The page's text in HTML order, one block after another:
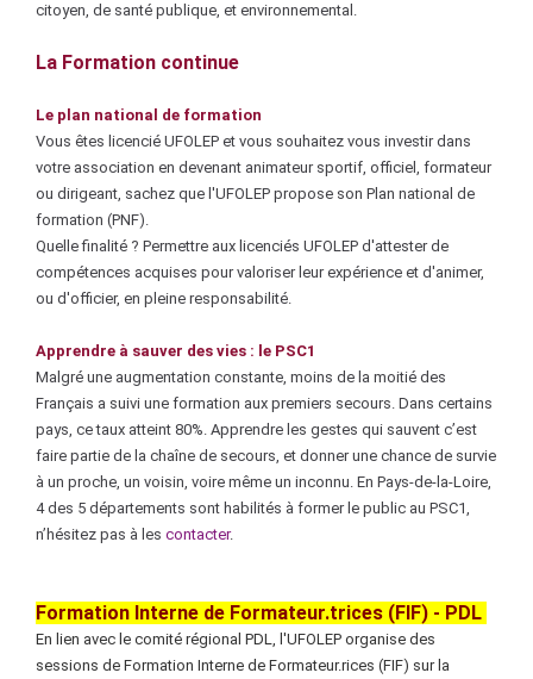
citoyen, de santé publique, et environnemental.
La Formation continue
Le plan national de formation
Vous êtes licencié UFOLEP et vous souhaitez vous investir dans
votre association en devenant animateur sportif, officiel, formateur
ou dirigeant, sachez que l'UFOLEP propose son Plan national de
formation (PNF).
Quelle finalité ? Permettre aux licenciés UFOLEP d'attester de
compétences acquises pour valoriser leur expérience et d'animer,
ou d'officier, en pleine responsabilité.
Apprendre à sauver des vies : le PSC1
Malgré une augmentation constante, moins de la moitié des
Français a suivi une formation aux premiers secours. Dans certains
pays, ce taux atteint 80%. Apprendre les gestes qui sauvent c’est
faire partie de la chaîne de secours, et donner une chance de survie
à un proche, un voisin, voire même un inconnu. En Pays-de-la-Loire,
4 des 5 départements sont habilités à former le public au PSC1,
n’hésitez pas à les contacter.
Formation Interne de Formateur.trices (FIF) - PDL
En lien avec le comité régional PDL, l'UFOLEP organise des
sessions de Formation Interne de Formateur.rices (FIF) sur la